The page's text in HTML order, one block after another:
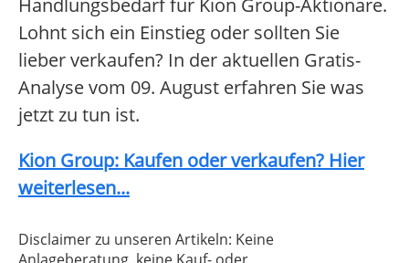
Handlungsbedarf für Kion Group-Aktionäre.
Lohnt sich ein Einstieg oder sollten Sie
lieber verkaufen? In der aktuellen Gratis-
Analyse vom 09. August erfahren Sie was
jetzt zu tun ist.
Kion Group: Kaufen oder verkaufen? Hier
weiterlesen...
Disclaimer zu unseren Artikeln: Keine